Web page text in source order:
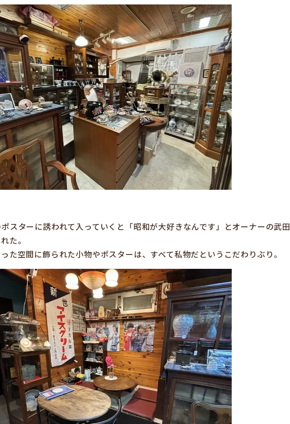
ポスターに誘われて入っていくと「昭和が大好きなんです」とオーナーの武田
た。
た空間に飾られた小物やポスターは、すべて私物だというこだわりぶり。